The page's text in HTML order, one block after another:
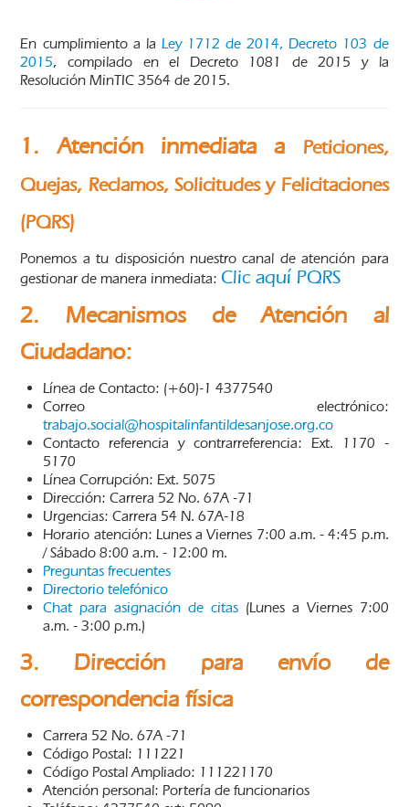
En cumplimiento a la Ley 1712 de 2014, Decreto 103 de
2015, compilado en el Decreto 1081 de 2015 y la
Resolución MinTIC 3564 de 2015.
1.Atención inmediata a
Peticiones,
Quejas, Reclamos, Solicitudes y Felicitaciones
(PQRS)
Ponemos a tu disposición nuestro canal de atención para
gestionar de manera inmediata:Clic aquí PQRS
2. Mecanismos de Atención al
Ciudadano:
Línea de Contacto: (+60)-1 4377540
Correo electrónico:
trabajo.social@hospitalinfantildesanjose.org.co
Contacto referencia y contrarreferencia: Ext. 1170 -
5170
Línea Corrupción: Ext. 5075
Dirección: Carrera 52 No. 67A -71
Urgencias: Carrera 54 N. 67A-18
Horario atención: Lunes a Viernes 7:00 a.m. - 4:45 p.m.
/ Sábado 8:00 a.m. - 12:00 m.
Preguntas frecuentes
Directorio telefónico
Chat para asignación de citas (Lunes a Viernes 7:00
a.m. - 3:00 p.m.)
3. Dirección para envío de
correspondencia física
Carrera 52 No. 67A -71
Código Postal: 111221
Código Postal Ampliado: 111221170
Atención personal: Portería de funcionarios